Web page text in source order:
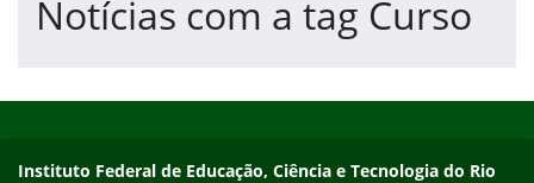
Notícias com a tag Curso
Contato
Instituto Federal de Educação, Ciência e Tecnologia do Rio